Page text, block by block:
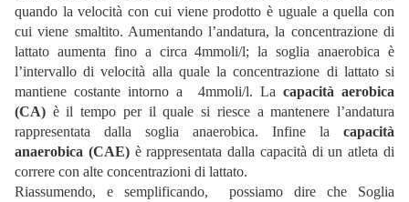
quando la velocità con cui viene prodotto è uguale a quella con
cui viene smaltito. Aumentando l’andatura, la concentrazione di
lattato aumenta fino a circa 4mmoli/l; la soglia anaerobica è
l’intervallo di velocità alla quale la concentrazione di lattato si
mantiene costante intorno a 4mmoli/l. La capacità aerobica
(CA) è il tempo per il quale si riesce a mantenere l’andatura
rappresentata dalla soglia anaerobica. Infine la capacità
anaerobica (CAE)è rappresentata dalla capacità di un atleta di
correre con alte concentrazioni di lattato.
Riassumendo, e semplificando, possiamo dire che Soglia